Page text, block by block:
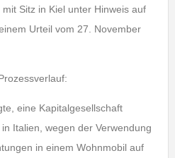
Sitz in Kiel unter Hinweis auf
Urteil vom 27. November
eine Kapitalgesellschaft
Italien, wegen der Verwendung
in einem Wohnmobil auf